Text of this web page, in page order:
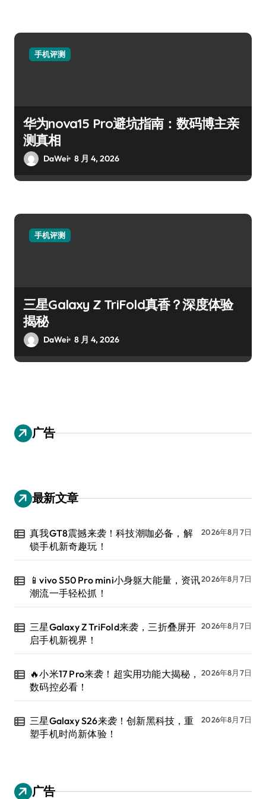
手机评测
华为nova15 Pro避坑指南：数码博主亲
测真相
DaWei 8 月 4, 2026
手机评测
三星Galaxy Z TriFold真香？深度体验
揭秘
DaWei 8 月 4, 2026
广告
最新文章
真我GT8震撼来袭！科技潮咖必备，解
锁手机新奇趣玩！
2026年8月7日
📱vivo S50 Pro mini小身躯大能量，资讯
潮流一手轻松抓！
2026年8月7日
三星Galaxy Z TriFold来袭，三折叠屏开
启手机新视界！
2026年8月7日
🔥小米17 Pro来袭！超实用功能大揭秘，
数码控必看！
2026年8月7日
三星Galaxy S26来袭！创新黑科技，重
塑手机时尚新体验！
2026年8月7日
广告